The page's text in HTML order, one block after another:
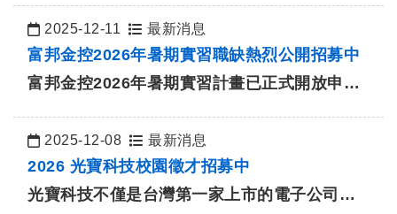
升等副教授 技術報告發表會
題目：以點雲擬合逼近…
日期：
2025-12-11 最新消息
富邦金控2026年暑期實習職缺熱烈公開招募中
富邦金控2026年暑期實習計畫已正式開放申
日期：
2025-12-08 最新消息
2026 光寶科技校園徵才招募中
光寶科技不僅是台灣第一家上市的電子公司，